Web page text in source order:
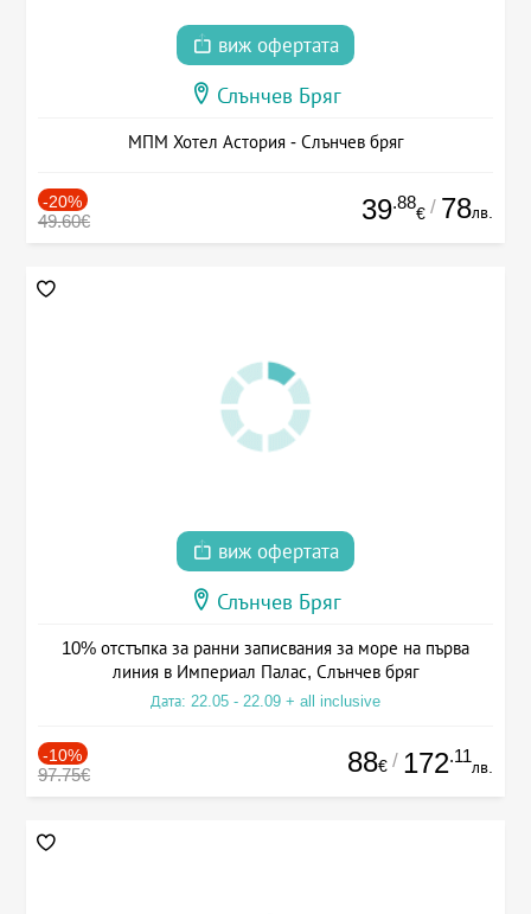
виж офертата
Слънчев Бряг
МПМ Хотел Астория - Слънчев бряг
-20%
49.60€ 39.88
€ / 78лв.
виж офертата
Слънчев Бряг
10% отстъпка за ранни записвания за море на първа
линия в Империал Палас, Слънчев бряг
Дата: 22.05 - 22.09 + all inclusive
-10%
97.75€ 88€ / 172.11
лв.